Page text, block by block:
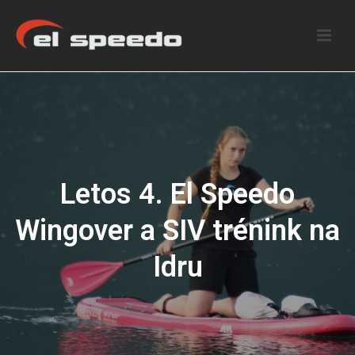
Letos 4. El Speedo
Wingover a SIV trénink na
Idru